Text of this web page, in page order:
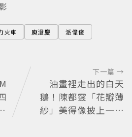
火車 庾澄慶
派偉俊
下一篇 →
油畫裡走出的白天
鵝！陳都靈「花瓣薄
紗」美得像披上一層